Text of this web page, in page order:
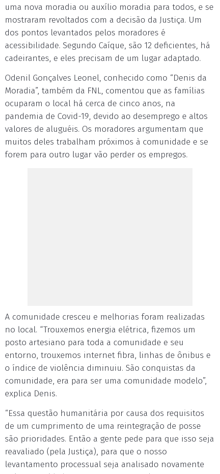
uma nova moradia ou auxílio moradia para todos, e se
mostraram revoltados com a decisão da Justiça. Um
dos pontos levantados pelos moradores é
acessibilidade. Segundo Caíque, são 12 deficientes, há
cadeirantes, e eles precisam de um lugar adaptado.
Odenil Gonçalves Leonel, conhecido como “Denis da
Moradia”, também da FNL, comentou que as famílias
ocuparam o local há cerca de cinco anos, na
pandemia de Covid-19, devido ao desemprego e altos
valores de aluguéis. Os moradores argumentam que
muitos deles trabalham próximos à comunidade e se
forem para outro lugar vão perder os empregos.
A comunidade cresceu e melhorias foram realizadas
no local. “Trouxemos energia elétrica, fizemos um
posto artesiano para toda a comunidade e seu
entorno, trouxemos internet fibra, linhas de ônibus e
o índice de violência diminuiu. São conquistas da
comunidade, era para ser uma comunidade modelo”,
explica Denis.
“Essa questão humanitária por causa dos requisitos
de um cumprimento de uma reintegração de posse
são prioridades. Então a gente pede para que isso seja
reavaliado (pela Justiça), para que o nosso
levantamento processual seja analisado novamente